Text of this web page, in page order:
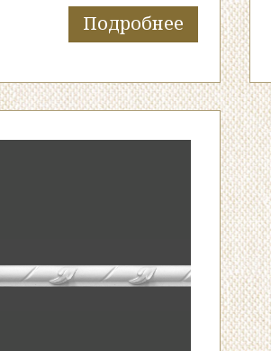
Подробнее